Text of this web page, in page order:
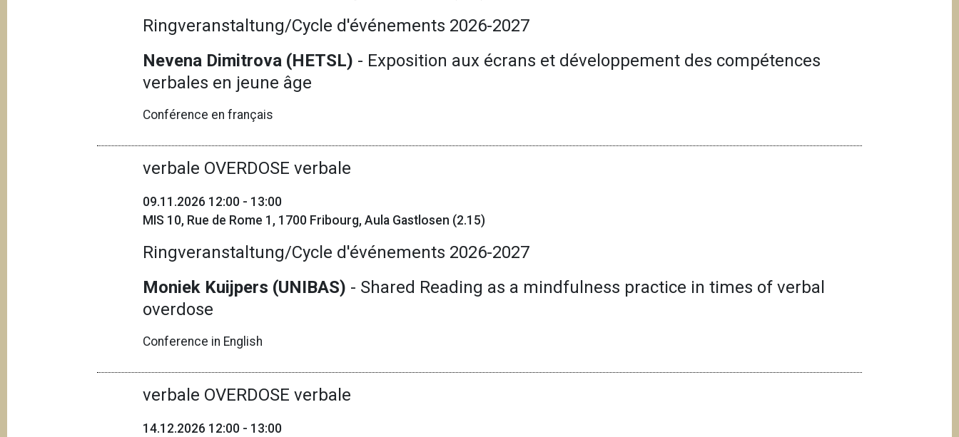
Ringveranstaltung/Cycle d'événements 2026-2027
Nevena Dimitrova (HETSL) - Exposition aux écrans et développement des compétences
verbales en jeune âge
Conférence en français
verbale OVERDOSE verbale
09.11.2026 12:00 - 13:00
MIS 10, Rue de Rome 1, 1700 Fribourg, Aula Gastlosen (2.15)
Ringveranstaltung/Cycle d'événements 2026-2027
Moniek Kuijpers (UNIBAS) - Shared Reading as a mindfulness practice in times of verbal
overdose
Conference in English
verbale OVERDOSE verbale
14.12.2026 12:00 - 13:00